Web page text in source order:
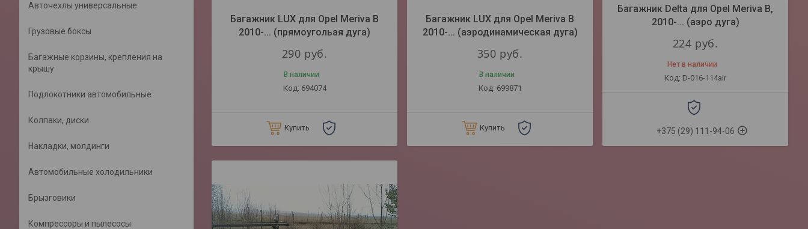
Багажник LUX для Opel Meriva В
2010-... (прямоугольая дуга)
290 руб.
В наличии
694074
Купить
Багажник LUX для Opel Meriva В
2010-... (аэродинамическая дуга)
350 руб.
В наличии
699871
Купить
Багажник Delta для Opel Meriva В,
2010-... (аэро дуга)
224 руб.
Нет в наличии
D-016-114air
+375 (29) 111-94-06
Авточехлы универсальные
Грузовые боксы
Багажные корзины, крепления на
крышу
Подлокотники автомобильные
Колпаки, диски
Накладки, молдинги
Автомобильные холодильники
Брызговики
Компрессоры и пылесосы